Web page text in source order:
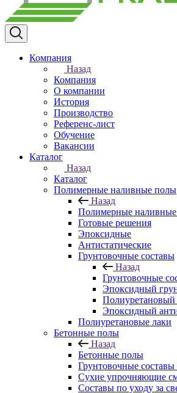
Компания
Назад
Компания
О компании
История
Производство
Референс-лист
Обучение
Вакансии
Каталог
Назад
Каталог
Полимерные наливные полы
Назад
Полимерные
Готовые решения
Эпоксидные
Антистатические
Грунтовочные составы
Назад
Грунтовочные
Эпоксидный
Полиуретановый
Эпоксидный
Полиуретановые лаки
Бетонные полы
Назад
Бетонные полы
Грунтовочные
Сухие упрочняющие
Составы по уходу за